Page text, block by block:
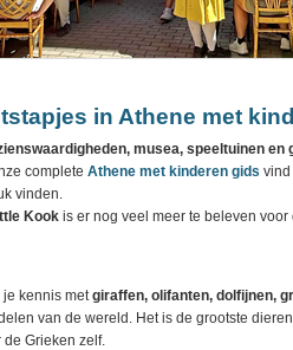
in Athene met
musea, speeltuinen
complete Athene met kinderen gids
vinden.
Kook is er nog veel meer te beleven
je kennis metgiraffen, olifanten, dolfijnen,
van de wereld. Het is de grootste
Grieken zelf.